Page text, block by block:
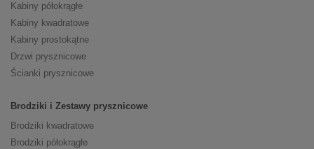
Kabiny półokrągłe
Kabiny kwadratowe
Kabiny prostokątne
Drzwi prysznicowe
Ścianki prysznicowe
Brodziki i Zestawy prysznicowe
Brodziki kwadratowe
Brodziki półokrągłe